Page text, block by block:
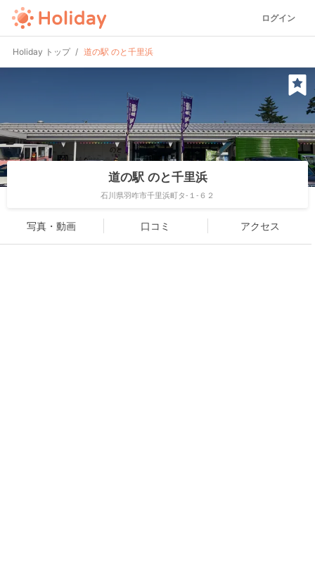
ログイン
Holiday トップ 道の駅 のと千里浜
道の駅 のと千里浜
石川県羽咋市千里浜町タ-１-６２
写真・動画 口コミ アクセス